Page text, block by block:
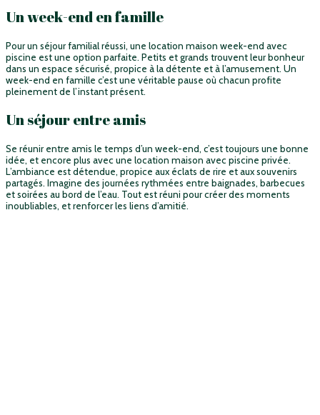
Un week-end en famille
Pour un séjour familial réussi, une location maison week-end avec
piscine est une option parfaite. Petits et grands trouvent leur bonheur
dans un espace sécurisé, propice à la détente et à l’amusement. Un
week-end en famille c’est une véritable pause où chacun profite
pleinement de l’instant présent.
Un séjour entre amis
Se réunir entre amis le temps d’un week-end, c’est toujours une bonne
idée, et encore plus avec une location maison avec piscine privée.
L’ambiance est détendue, propice aux éclats de rire et aux souvenirs
partagés. Imagine des journées rythmées entre baignades, barbecues
et soirées au bord de l’eau. Tout est réuni pour créer des moments
inoubliables, et renforcer les liens d’amitié.